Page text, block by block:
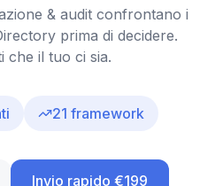
& audit confrontano i
prima di decidere.
che il tuo ci sia.
21 framework
Invio rapido €199